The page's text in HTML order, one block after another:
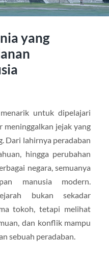
yang
untuk dipelajari
meninggalkan jejak yang
Dari lahirnya peradaban
hingga perubahan
negara, semuanya
manusia modern.
bukan sekadar
tokoh, tetapi melihat
dan konflik mampu
sebuah peradaban.